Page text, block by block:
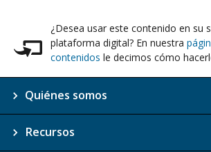
¿Desea usar este contenido en su
plataforma digital? En nuestra
contenidos le decimos cómo
Quiénes somos
Recursos